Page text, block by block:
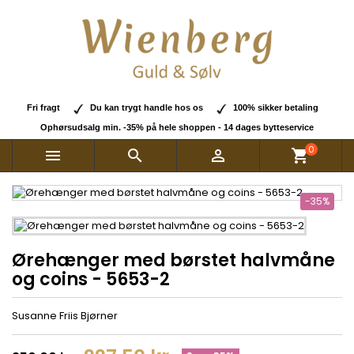
Fri fragt Du kan trygt handle hos os 100% sikker betaling
Ophørsudsalg min. -35% på hele shoppen - 14 dages bytteservice
   shopping_cart0
-35%
Ørehænger med børstet halvmåne
og coins - 5653-2
Susanne Friis Bjørner